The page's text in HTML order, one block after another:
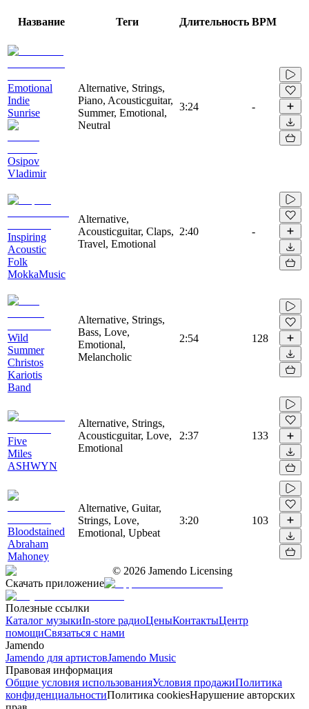
Название Теги Длительность BPM
Emotional
Indie
Sunrise
Osipov
Vladimir
Alternative, Strings,
Piano, Acousticguitar,
Summer, Emotional,
Neutral
3:24 -
Inspiring
Acoustic
Folk
MokkaMusic
Alternative,
Acousticguitar, Claps,
Travel, Emotional
2:40 -
Wild
Summer
Christos
Kariotis
Band
Alternative, Strings,
Bass, Love,
Emotional,
Melancholic
2:54 128
Five
Miles
ASHWYN
Alternative, Strings,
Acousticguitar, Love,
Emotional
2:37 133
Bloodstained
Abraham
Mahoney
Alternative, Guitar,
Strings, Love,
Emotional, Upbeat
3:20 103
© 2026 Jamendo Licensing
Скачать приложение
Полезные ссылки
Каталог музыкиIn-store радиоЦеныКонтактыЦентр
помощиСвязаться с нами
Jamendo
Jamendo для артистовJamendo Music
Правовая информация
Общие условия использованияУсловия продажиПолитика
конфиденциальностиПолитика cookiesНарушение авторских